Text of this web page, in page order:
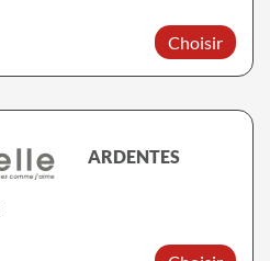
Choisir
ARDENTES